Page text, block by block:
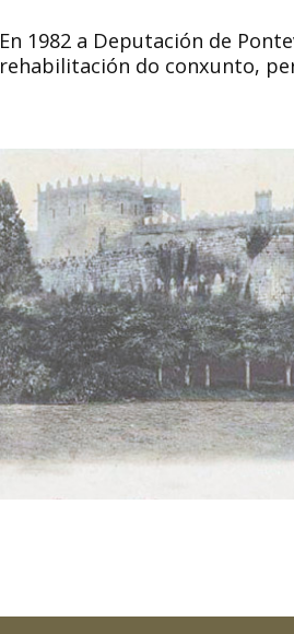
En 1982 a Deputación de
rehabilitación do conxunto,